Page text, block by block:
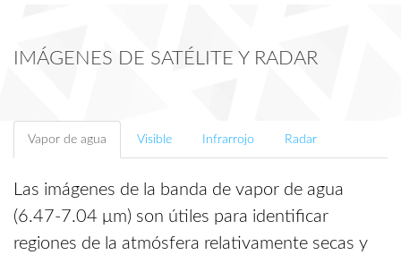
IMÁGENES DE SATÉLITE Y RADAR
Vapor de agua Visible Infrarrojo Radar
Las imágenes de la banda de vapor de agua
(6.47-7.04 μm) son útiles para identificar
regiones de la atmósfera relativamente secas y